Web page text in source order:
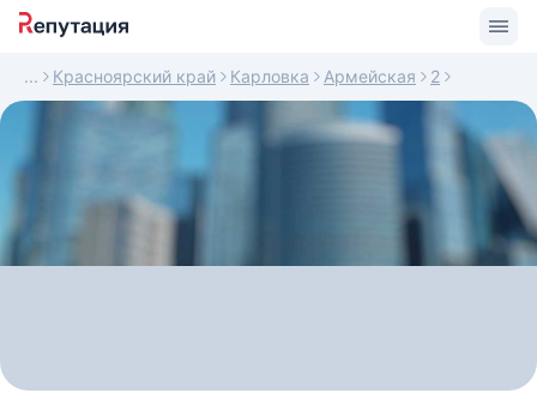
Красноярский край Карловка Армейская 2